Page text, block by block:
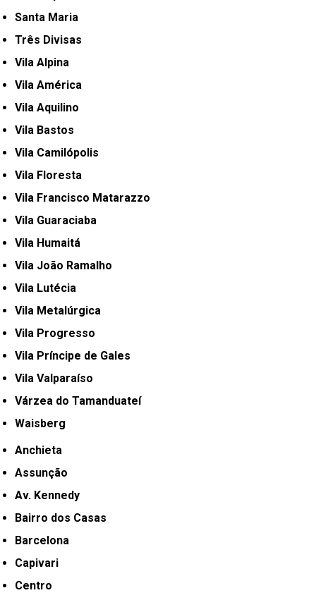
Santa Maria
Três Divisas
Vila Alpina
Vila América
Vila Aquilino
Vila Bastos
Vila Camilópolis
Vila Floresta
Vila Francisco Matarazzo
Vila Guaraciaba
Vila Humaitá
Vila João Ramalho
Vila Lutécia
Vila Metalúrgica
Vila Progresso
Vila Príncipe de Gales
Vila Valparaíso
Várzea do Tamanduateí
Waisberg
Anchieta
Assunção
Av. Kennedy
Bairro dos Casas
Barcelona
Capivari
Centro